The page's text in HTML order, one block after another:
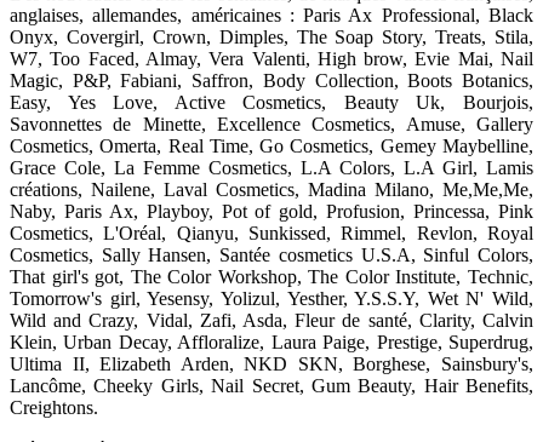
anglaises, allemandes, américaines : Paris Ax Professional, Black
Onyx, Covergirl, Crown, Dimples, The Soap Story, Treats, Stila,
W7, Too Faced, Almay, Vera Valenti, High brow, Evie Mai, Nail
Magic, P&P, Fabiani, Saffron, Body Collection, Boots Botanics,
Easy, Yes Love, Active Cosmetics, Beauty Uk, Bourjois,
Savonnettes de Minette, Excellence Cosmetics, Amuse, Gallery
Cosmetics, Omerta, Real Time, Go Cosmetics, Gemey Maybelline,
Grace Cole, La Femme Cosmetics, L.A Colors, L.A Girl, Lamis
créations, Nailene, Laval Cosmetics, Madina Milano, Me,Me,Me,
Naby, Paris Ax, Playboy, Pot of gold, Profusion, Princessa, Pink
Cosmetics, L'Oréal, Qianyu, Sunkissed, Rimmel, Revlon, Royal
Cosmetics, Sally Hansen, Santée cosmetics U.S.A, Sinful Colors,
That girl's got, The Color Workshop, The Color Institute, Technic,
Tomorrow's girl, Yesensy, Yolizul, Yesther, Y.S.S.Y, Wet N' Wild,
Wild and Crazy, Vidal, Zafi, Asda, Fleur de santé, Clarity, Calvin
Klein, Urban Decay, Affloralize, Laura Paige, Prestige, Superdrug,
Ultima II, Elizabeth Arden, NKD SKN, Borghese, Sainsbury's,
Lancôme, Cheeky Girls, Nail Secret, Gum Beauty, Hair Benefits,
Creightons.